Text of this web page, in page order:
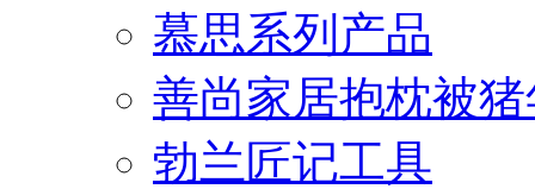
慕思系列产品
善尚家居抱枕被
勃兰匠记工具